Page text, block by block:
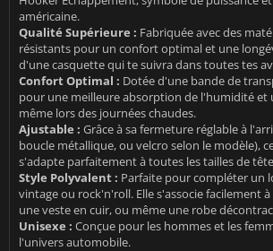
américaine.
Qualité Supérieure : Fabriquée avec des
résistants pour un confort optimal et une
d'une casquette qui te suivra dans toutes tes
Confort Optimal : Dotée d'une bande de
pour une meilleure absorption de l'humidité et
même lors des journées chaudes.
Ajustable : Grâce à sa fermeture réglable à
boucle métallique, ou velcro selon le modèle),
s'adapte parfaitement à toutes les tailles de
Style Polyvalent : Parfaite pour compléter un
vintage ou rock'n'roll. Elle s'associe facilement
une veste en cuir, ou même une robe
Unisexe : Conçue pour les hommes et les
l'univers automobile.